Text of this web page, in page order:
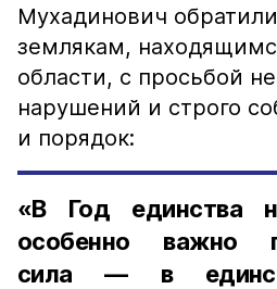
Мухадинович
землякам,
области, с просьбой
нарушений и строго
и порядок:
«В Год единства
особенно важно
сила — в